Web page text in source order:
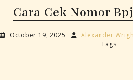
Cara Cek Nomor
October 19, 2025 Alexander
Tags